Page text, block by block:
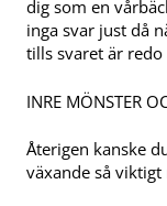
dig som en
inga svar just då
tills svaret är
INRE MÖNSTER
Återigen kanske
växande så viktigt